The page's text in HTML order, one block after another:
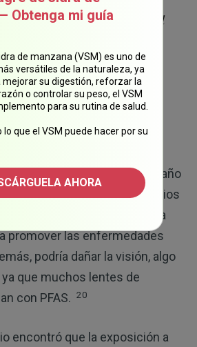
los receptores activados por el
peroxisomas, lo que
y regulación de los
las PFAS
a niveles elevados de
de salud graves, como daño
y la evidencia de estudios
en animales demuestra
promover las enfermedades
podría dañar la visión, algo
que muchos lentes de
con PFAS. 20
encontró que la exposición a
Obtenga mi guía
de manzana (VSM) es uno de
versátiles de la naturaleza, ya
mejorar su digestión, reforzar la
o controlar su peso, el VSM
para su rutina de salud.
lo que el VSM puede hacer por su
AHORA